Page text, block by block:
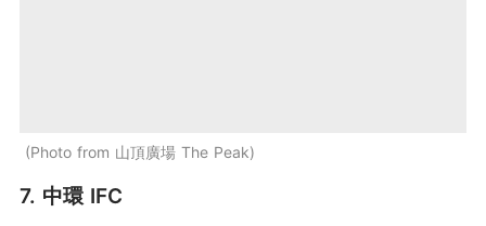
Photo from 山頂廣場 The Peak
7. 中環 IFC